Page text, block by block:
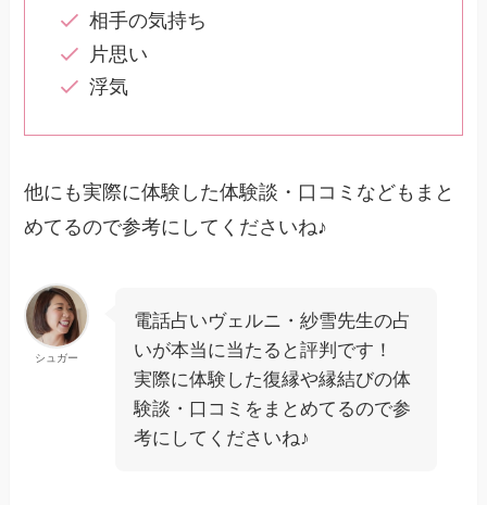
相手の気持ち
片思い
浮気
他にも実際に体験した体験談・口コミなどもまと
めてるので参考にしてくださいね♪
シュガー
電話占いヴェルニ・紗雪先生の占
いが本当に当たると評判です！
実際に体験した復縁や縁結びの体
験談・口コミをまとめてるので参
考にしてくださいね♪